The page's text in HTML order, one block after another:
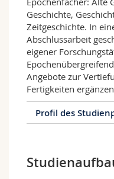
Geschichte,
Zeitgeschichte. In
Abschlussarbeit
eigener
Angebote zur
Fertigkeiten
Profil des
Das